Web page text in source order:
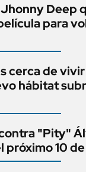
Deep
para
cerca de
hábitat
"Pity"
próximo 10